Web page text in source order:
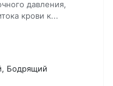
давления,
крови к...
Бодрящий